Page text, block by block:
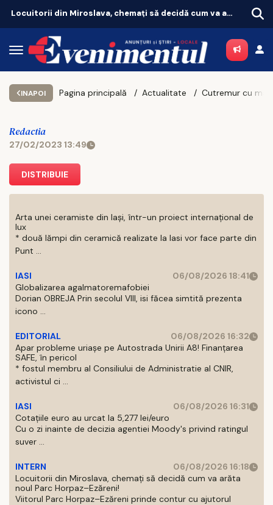
Criza energetică se adâncește. Fabricile mari pot rămâne fără energie în orele de vârf
INAPOI Pagina principală Actualitate
Redactia
27/02/2023 13:49
DISTRIBUIE
Arta unei ceramiste din Iași, într-un proiect internațional de
lux
* două lămpi din ceramică realizate la Iasi vor face parte din
Punt ...
IASI
06/08/2026 18:41
Globalizarea agalmatoremafobiei
Dorian OBREJA Prin secolul VIII, isi făcea simtită prezenta
icono ...
EDITORIAL
06/08/2026 16:32
Apar probleme uriașe pe Autostrada Unirii A8! Finanțarea
SAFE, în pericol
* fostul membru al Consiliului de Administratie al CNIR,
activistul ci ...
IASI
06/08/2026 16:31
Cotațiile euro au urcat la 5,277 lei/euro
Cu o zi inainte de decizia agentiei Moody's privind ratingul
suver ...
INTERN
06/08/2026 16:18
Locuitorii din Miroslava, chemați să decidă cum va arăta
noul Parc Horpaz–Ezăreni!
Viitorul Parc Horpaz–Ezăreni prinde contur cu ajutorul